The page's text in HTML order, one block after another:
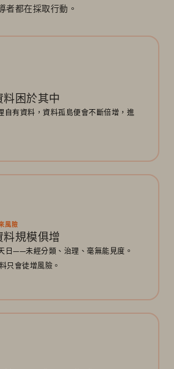
者都在採取行動。
困於其中
自有資料，資料孤島便會不斷倍增，進
風險
規模俱增
日——未經分類、治理、毫無能見度。
只會徒增風險。